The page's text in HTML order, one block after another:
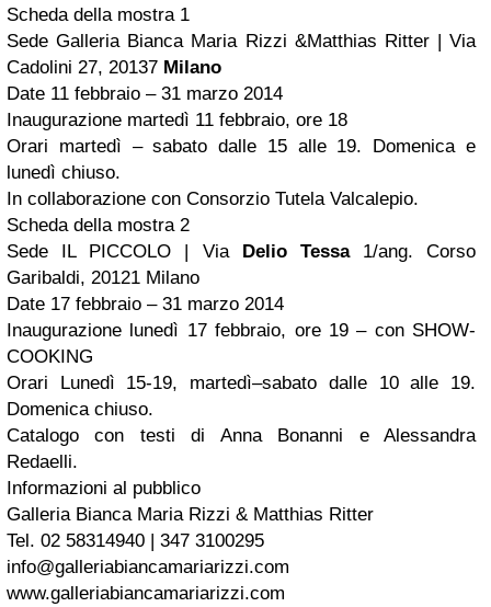
Scheda della mostra 1
Sede Galleria Bianca Maria Rizzi &Matthias Ritter | Via
Cadolini 27, 20137 Milano
Date 11 febbraio – 31 marzo 2014
Inaugurazione martedì 11 febbraio, ore 18
Orari martedì – sabato dalle 15 alle 19. Domenica e
lunedì chiuso.
In collaborazione con Consorzio Tutela Valcalepio.
Scheda della mostra 2
Sede IL PICCOLO | Via Delio Tessa1/ang. Corso
Garibaldi, 20121 Milano
Date 17 febbraio – 31 marzo 2014
Inaugurazione lunedì 17 febbraio, ore 19 – con SHOW-
COOKING
Orari Lunedì 15-19, martedì–sabato dalle 10 alle 19.
Domenica chiuso.
Catalogo con testi di Anna Bonanni e Alessandra
Redaelli.
Informazioni al pubblico
Galleria Bianca Maria Rizzi & Matthias Ritter
Tel. 02 58314940 | 347 3100295
info@galleriabiancamariarizzi.com
www.galleriabiancamariarizzi.com